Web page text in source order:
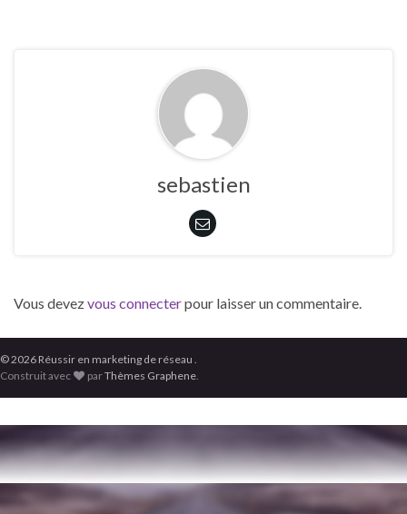
sebastien
Vous devezvous connecterpour laisser un commentaire.
© 2026 Réussir en marketing de réseau .
Construit avec
parThèmes Graphene.